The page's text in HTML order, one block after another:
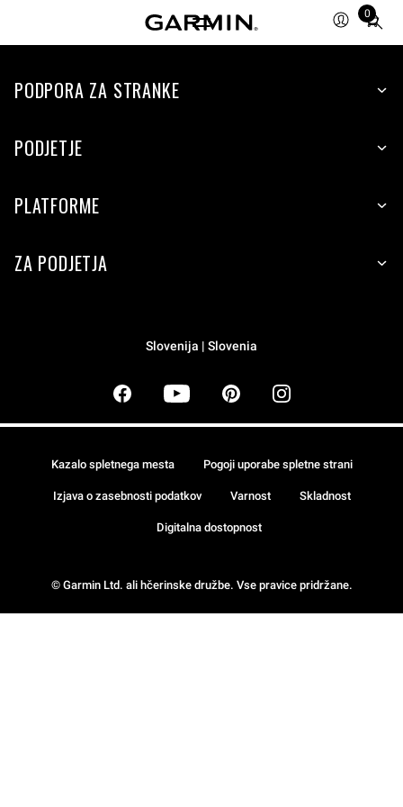
0
Total
items
cart:
PODPORA ZA STRANKE
PODJETJE
PLATFORME
ZA PODJETJA
Slovenija | Slovenia
© Garmin Ltd. ali hčerinske družbe. Vse pravice pridržane.
Kazalo spletnega mesta Pogoji uporabe spletne strani
Izjava o zasebnosti podatkov Varnost Skladnost
Digitalna dostopnost